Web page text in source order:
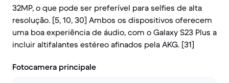
32MP, o que pode ser preferível para selfies de alta
resolução. [5, 10, 30] Ambos os dispositivos oferecem
uma boa experiência de áudio, com o Galaxy S23 Plus a
incluir altifalantes estéreo afinados pela AKG. [31]
Fotocamera principale